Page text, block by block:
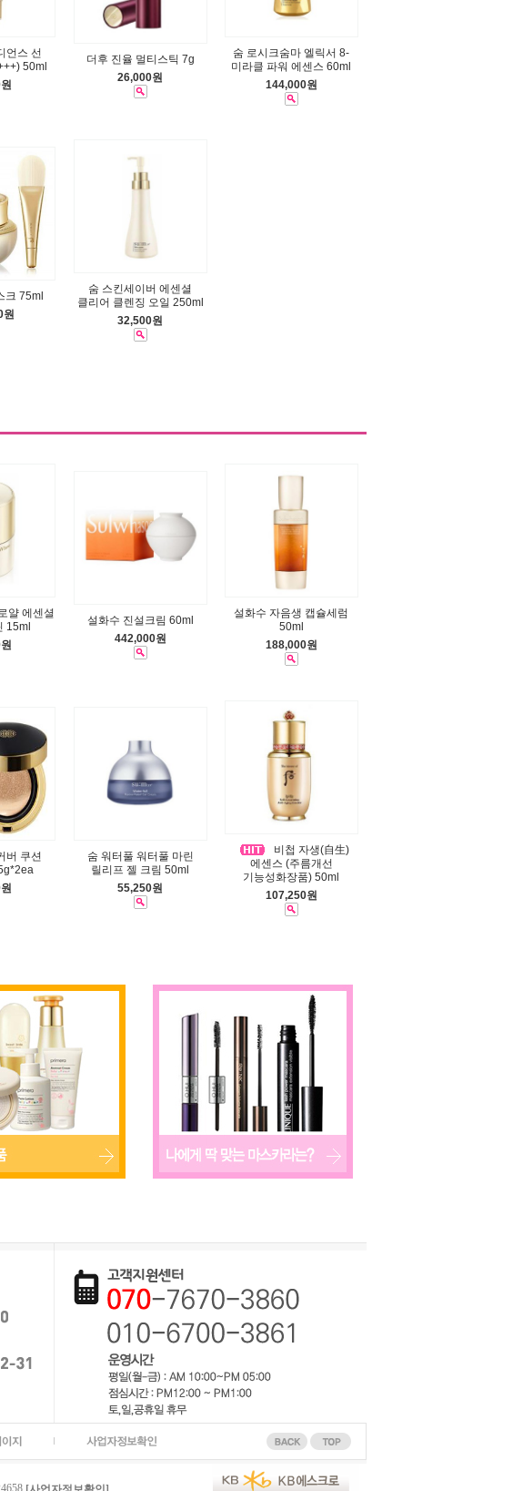
언스 선
50ml
더후 진율 멀티스틱 7g
26,000원
숨 로시크숨마 엘릭서 8-
미라클 파워 에센스 60ml
144,000원
크 75ml
원
숨 스킨세이버 에센셜
클리어 클렌징 오일 250ml
32,500원
얄 에센셜
15ml
설화수 진설크림 60ml
442,000원
설화수 자음생 캡슐세럼
50ml
188,000원
버 쿠션
숨 워터풀 워터풀 마린
릴리프 젤 크림 50ml
55,250원
비첩 자생(自生)
에센스 (주름개선
기능성화장품) 50ml
107,250원